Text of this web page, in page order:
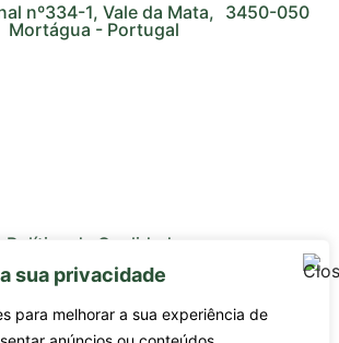
sua privacidade
para melhorar a sua experiência de
nº334-1, Vale da Mata, 3450-050
Mortágua - Portugal
Política de Qualidade
de Fornecedores
Subcontratados